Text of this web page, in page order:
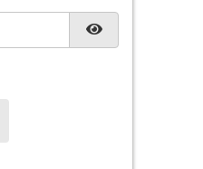
顯示密碼